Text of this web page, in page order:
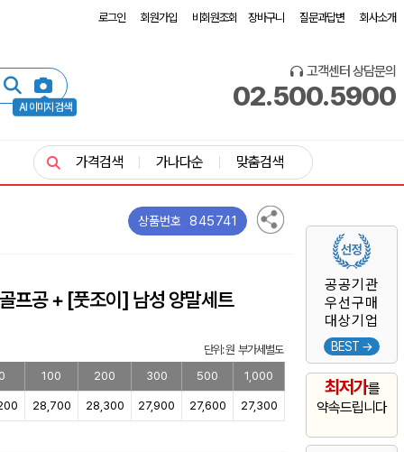
로그인 회원가입 비회원조회 장바구니 질문과답변 회사소개
AI 이미지 검색
고객센터 상담문의
02.500.5900
공공기관
우선구매
대상기업
BEST →
최저가를
약속드립니다
가격검색 가나다순 맞춤검색
상품번호 845741
프공 + [풋조이] 남성 양말세트
단위: 원 부가세별도
100 200 300 500 1,000
28,700 28,300 27,900 27,600 27,300